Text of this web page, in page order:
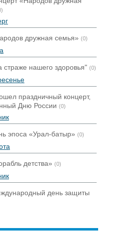
дружная семья» (0)
страже нашего здоровья" (0)
праздничный концерт,
Дню России (0)
эпоса «Урал-батыр» (0)
детства» (0)
день защиты